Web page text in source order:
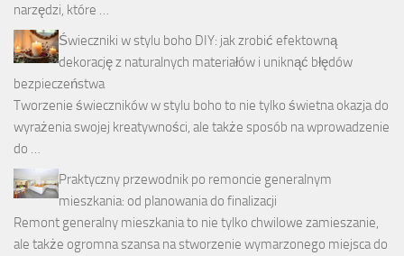
narzędzi, które …
Świeczniki w stylu boho DIY: jak zrobić efektowną
dekorację z naturalnych materiałów i uniknąć błędów
bezpieczeństwa
Tworzenie świeczników w stylu boho to nie tylko świetna okazja do
wyrażenia swojej kreatywności, ale także sposób na wprowadzenie
do …
Praktyczny przewodnik po remoncie generalnym
mieszkania: od planowania do finalizacji
Remont generalny mieszkania to nie tylko chwilowe zamieszanie,
ale także ogromna szansa na stworzenie wymarzonego miejsca do